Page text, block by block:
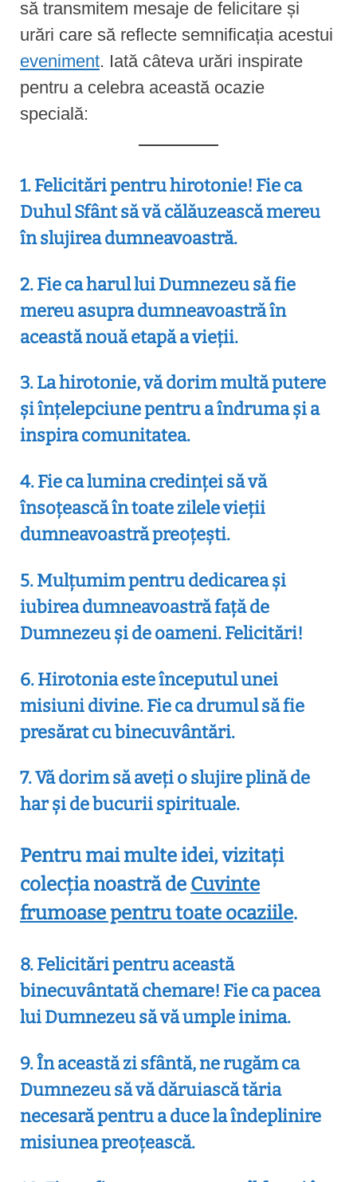
să transmitem mesaje de felicitare și
urări care să reflecte semnificația acestui
eveniment. Iată câteva urări inspirate
pentru a celebra această ocazie
specială:
1. Felicitări pentru hirotonie! Fie ca
Duhul Sfânt să vă călăuzească mereu
în slujirea dumneavoastră.
2. Fie ca harul lui Dumnezeu să fie
mereu asupra dumneavoastră în
această nouă etapă a vieții.
3. La hirotonie, vă dorim multă putere
și înțelepciune pentru a îndruma și a
inspira comunitatea.
4. Fie ca lumina credinței să vă
însoțească în toate zilele vieții
dumneavoastră preoțești.
5. Mulțumim pentru dedicarea și
iubirea dumneavoastră față de
Dumnezeu și de oameni. Felicitări!
6. Hirotonia este începutul unei
misiuni divine. Fie ca drumul să fie
presărat cu binecuvântări.
7. Vă dorim să aveți o slujire plină de
har și de bucurii spirituale.
Pentru mai multe idei, vizitați
colecția noastră de Cuvinte
frumoase pentru toate ocaziile.
8. Felicitări pentru această
binecuvântată chemare! Fie ca pacea
lui Dumnezeu să vă umple inima.
9. În această zi sfântă, ne rugăm ca
Dumnezeu să vă dăruiască tăria
necesară pentru a duce la îndeplinire
misiunea preoțească.